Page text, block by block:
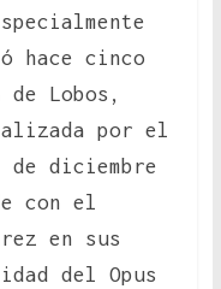
hace cinco
Lobos,
por el
diciembre
con el
en sus
del Opus